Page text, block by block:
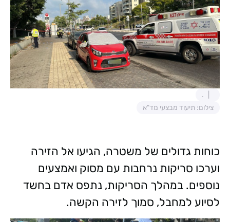
.
צילום: תיעוד מבצעי מד"א
כוחות גדולים של משטרה, הגיעו אל הזירה
וערכו סריקות נרחבות עם מסוק ואמצעים
נוספים. במהלך הסריקות, נתפס אדם בחשד
לסיוע למחבל, סמוך לזירה הקשה.